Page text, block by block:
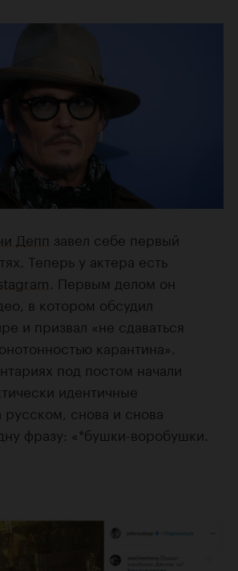
Депп завел себе первый
Теперь у актера есть
. Первым делом он
в котором обсудил
и призвал «не сдаваться
карантина».
под постом начали
идентичные
снова и снова
фразу: «*бушки-воробушки.